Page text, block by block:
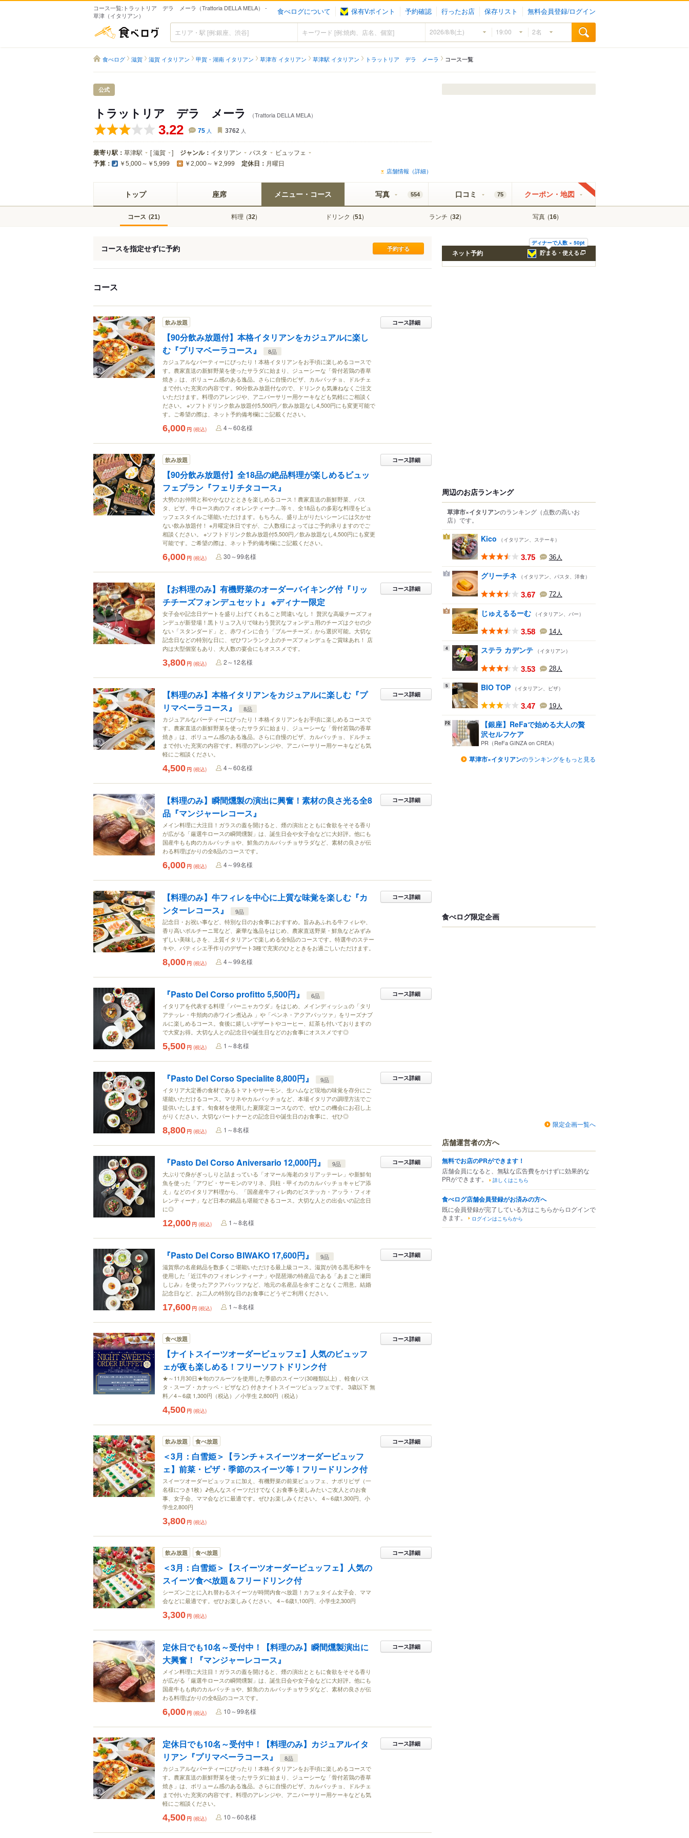
コース一覧:トラットリア デラ メーラ（Trattoria DELLA MELA） -
草津（イタリアン）
食べログについて 保有Vポイント 予約確認 行ったお店 保存リスト 無料会員登録/ログイン
食べログ
食べログ 滋賀 滋賀 イタリアン 甲賀・湖南 イタリアン 草津市 イタリアン 草津駅 イタリアン トラットリア デラ メーラ コース一覧
公式
トラットリア デラ メーラ （Trattoria DELLA MELA）
3.22 75 人 3762 人
最寄り駅： 草津駅 [滋賀 ] ジャンル： イタリアン パスタ ビュッフェ
予算： ￥5,000～￥5,999 ￥2,000～￥2,999 定休日： 月曜日
店舗情報（詳細）
トップ 座席 メニュー・コース
コース (21) 料理 (32) ドリンク (51) ランチ (32) 写真 (16)
写真 554 口コミ 75 クーポン・地図
コースを指定せずに予約
コース
飲み放題
【90分飲み放題付】本格イタリアンをカジュアルに楽し
む『プリマベーラコース』
8品
カジュアルなパーティーにぴったり！本格イタリアンをお手頃に楽しめるコースで
す。農家直送の新鮮野菜を使ったサラダに始まり、ジューシーな「骨付若鶏の香草
焼き」は、ボリューム感のある逸品。さらに自慢のピザ、カルパッチョ、ドルチェ
まで付いた充実の内容です。90分飲み放題付なので、ドリンクも気兼ねなくご注文
いただけます。料理のアレンジや、アニバーサリー用ケーキなども気軽にご相談く
ださい。 ※ソフトドリンク飲み放題付5,500円／飲み放題なし4,500円にも変更可能で
す。ご希望の際は、ネット予約備考欄にご記載ください。
コース詳細
6,000 円 (税込) 4～60名様
飲み放題
【90分飲み放題付】全18品の絶品料理が楽しめるビュッ
フェプラン『フェリチタコース』
大勢のお仲間と和やかなひとときを楽しめるコース！農家直送の新鮮野菜、パス
タ、ピザ、牛ロース肉のフィオレンティーナ…等々、全18品もの多彩な料理をビュ
ッフェスタイルご堪能いただけます。もちろん、盛り上がりたいシーンには欠かせ
ない飲み放題付！ ※月曜定休日ですが、ご人数様によってはご予約承りますのでご
相談ください。 ※ソフトドリンク飲み放題付5,500円／飲み放題なし4,500円にも変更
可能です。ご希望の際は、ネット予約備考欄にご記載ください。
コース詳細
6,000 円 (税込) 30～99名様
【お料理のみ】有機野菜のオーダーバイキング付『リッ
チチーズフォンデュセット』 ※ディナー限定
女子会や記念日デートを盛り上げてくれること間違いなし！ 贅沢な高級チーズフォ
ンデュが新登場！黒トリュフ入りで味わう贅沢なフォンデュ用のチーズはクセの少
ない「スタンダード」と、赤ワインに合う「ブルーチーズ」から選択可能。大切な
記念日などの特別な日に、ぜひワンランク上のチーズフォンデュをご賞味あれ！ 店
内は大型個室もあり、大人数の宴会にもオススメです。
コース詳細
3,800 円 (税込) 2～12名様
【料理のみ】本格イタリアンをカジュアルに楽しむ『プ
リマベーラコース』
8品
カジュアルなパーティーにぴったり！本格イタリアンをお手頃に楽しめるコースで
す。農家直送の新鮮野菜を使ったサラダに始まり、ジューシーな「骨付若鶏の香草
焼き」は、ボリューム感のある逸品。さらに自慢のピザ、カルパッチョ、ドルチェ
まで付いた充実の内容です。料理のアレンジや、アニバーサリー用ケーキなども気
軽にご相談ください。
コース詳細
4,500 円 (税込) 4～60名様
【料理のみ】瞬間燻製の演出に興奮！素材の良さ光る全8
品『マンジャーレコース』
メイン料理に大注目！ガラスの蓋を開けると、煙の演出とともに食欲をそそる香り
が広がる「厳選牛ロースの瞬間燻製」は、誕生日会や女子会などに大好評。他にも
国産牛もも肉のカルパッチョや、鮮魚のカルパッチョサラダなど、素材の良さが伝
わる料理ばかりの全8品のコースです。
コース詳細
6,000 円 (税込) 4～99名様
【料理のみ】牛フィレを中心に上質な味覚を楽しむ『カ
ンターレコース』
9品
記念日・お祝い事など、特別な日のお食事におすすめ。旨みあふれる牛フィレや、
香り高いポルチーニ茸など、豪華な逸品をはじめ、農家直送野菜・鮮魚などみずみ
ずしい美味しさを、上質イタリアンで楽しめる全9品のコースです。特選牛のステー
キや、パティシエ手作りのデザート3種で充実のひとときをお過ごしいただけます。
コース詳細
8,000 円 (税込) 4～99名様
『Pasto Del Corso profitto 5,500円』
6品
イタリアを代表する料理「バーニャカウダ」をはじめ、メインディッシュの「タリ
アテッレ・牛頬肉の赤ワイン煮込み 」や「ペンネ・アクアパッツァ」をリーズナブ
ルに楽しめるコース。食後に嬉しいデザートやコーヒー、紅茶も付いておりますの
で大変お得。大切な人との記念日や誕生日などのお食事にオススメです◎
コース詳細
5,500 円 (税込) 1～8名様
『Pasto Del Corso Specialite 8,800円』
9品
イタリア大定番の食材であるトマトやサーモン、生ハムなど現地の味覚を存分にご
堪能いただけるコース。マリネやカルパッチョなど、本場イタリアの調理方法でご
提供いたします。旬食材を使用した夏限定コースなので、ぜひこの機会にお召し上
がりください。大切なパートナーとの記念日や誕生日のお食事に、ぜひ◎
コース詳細
8,800 円 (税込) 1～8名様
『Pasto Del Corso Aniversario 12,000円』
9品
大ぶりで身がぎっしりと詰まっている「オマール海老のタリアッテーレ」や新鮮旬
魚を使った「アワビ・サーモンのマリネ、貝柱・甲イカのカルパッチョキャビア添
え」などのイタリア料理から、「国産産牛フィレ肉のビステッカ・アッラ・フィオ
レンティーナ」など日本の銘品も堪能できるコース。大切な人との出会いの記念日
に◎
コース詳細
12,000 円 (税込) 1～8名様
『Pasto Del Corso BIWAKO 17,600円』
9品
滋賀県の名産銘品を数多くご堪能いただける最上級コース。滋賀が誇る黒毛和牛を
使用した「近江牛のフィオレンティーナ」や琵琶湖の特産品である「あまごと瀬田
しじみ」を使ったアクアパッツァなど、地元の名産品を余すことなくご用意。結婚
記念日など、お二人の特別な日のお食事にどうぞご利用ください。
コース詳細
17,600 円 (税込) 1～8名様
食べ放題
【ナイトスイーツオーダービュッフェ】人気のビュッフ
ェが夜も楽しめる！フリーソフトドリンク付
★～11月30日★旬のフルーツを使用した季節のスイーツ(30種類以上) 、軽食(パス
タ・スープ・カナッペ・ピザなど) 付きナイトスイーツビュッフェです。 3歳以下 無
料／4～6歳 1,300円（税込）／小学生 2,800円（税込）
コース詳細
4,500 円 (税込)
飲み放題 食べ放題
＜3月：白雪姫＞【ランチ＋スイーツオーダービュッフ
ェ】前菜・ピザ・季節のスイーツ等！フリードリンク付
スイーツオーダービュッフェに加え、有機野菜の前菜ビュッフェ、ナポリピザ（一
名様につき1枚）♪色んなスイーツだけでなくお食事を楽しみたいご友人とのお食
事、女子会、ママ会などに最適です。ぜひお楽しみください。 4～6歳1,300円、小
学生2,800円
コース詳細
3,800 円 (税込)
飲み放題 食べ放題
＜3月：白雪姫＞【スイーツオーダービュッフェ】人気の
スイーツ食べ放題＆フリードリンク付
シーズンごとに入れ替わるスイーツが時間内食べ放題！カフェタイム女子会、ママ
会などに最適です。ぜひお楽しみください。 4～6歳1,100円、小学生2,300円
コース詳細
3,300 円 (税込)
定休日でも10名～受付中！【料理のみ】瞬間燻製演出に
大興奮！『マンジャーレコース』
メイン料理に大注目！ガラスの蓋を開けると、煙の演出とともに食欲をそそる香り
が広がる「厳選牛ロースの瞬間燻製」は、誕生日会や女子会などに大好評。他にも
国産牛もも肉のカルパッチョや、鮮魚のカルパッチョサラダなど、素材の良さが伝
わる料理ばかりの全8品のコースです。
コース詳細
6,000 円 (税込) 10～99名様
定休日でも10名～受付中！【料理のみ】カジュアルイタ
リアン『プリマベーラコース』
8品
カジュアルなパーティーにぴったり！本格イタリアンをお手頃に楽しめるコースで
す。農家直送の新鮮野菜を使ったサラダに始まり、ジューシーな「骨付若鶏の香草
焼き」は、ボリューム感のある逸品。さらに自慢のピザ、カルパッチョ、ドルチェ
まで付いた充実の内容です。料理のアレンジや、アニバーサリー用ケーキなども気
軽にご相談ください。
コース詳細
4,500 円 (税込) 10～60名様
ディナーで人数 × 50pt
貯まる・使える
ネット予約
周辺のお店ランキング
草津市×イタリアンのランキング （点数の高いお
店） です。
1 Kico （イタリアン、ステーキ）
3.75 36人
2 グリーチネ （イタリアン、パスタ、洋食）
3.67 72人
3 じゅえるるーむ （イタリアン、バー）
3.58 14人
4 ステラ カデンテ （イタリアン）
3.53 28人
5 BIO TOP （イタリアン、ピザ）
3.47 19人
【銀座】ReFaで始める大人の贅
沢セルフケア
PR（ReFa GINZA on CREA）
草津市×イタリアンのランキングをもっと見る
食べログ限定企画
限定企画一覧へ
店舗運営者の方へ
無料でお店のPRができます！
店舗会員になると、無駄な広告費をかけずに効果的な
PRができます。
詳しくはこちら
食べログ店舗会員登録がお済みの方へ
既に会員登録が完了している方はこちらからログインで
きます。
ログインはこちらから